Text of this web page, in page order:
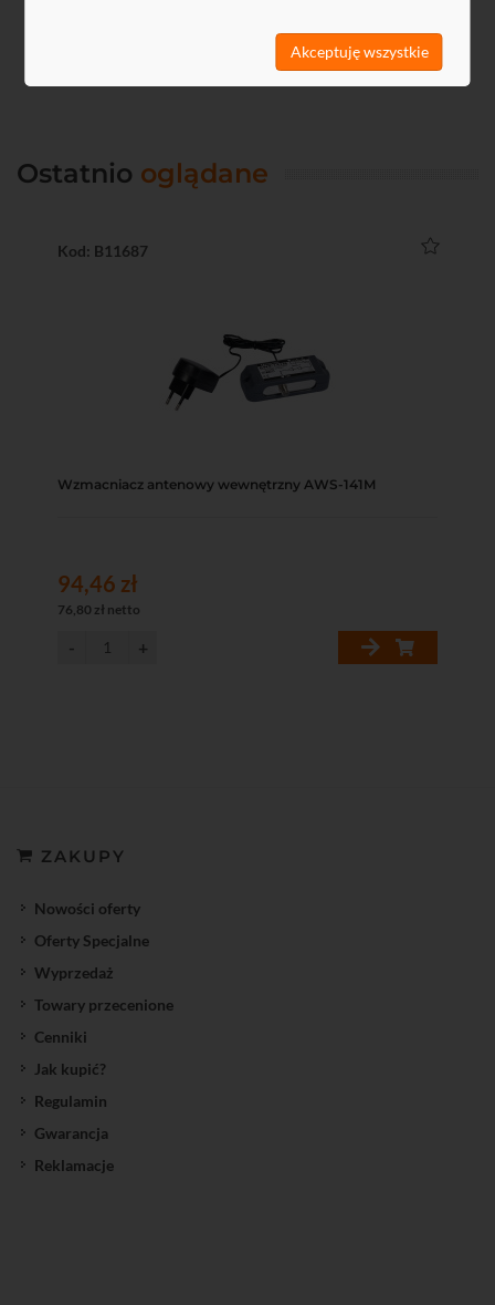
Akceptuję wszystkie
Ostatnio oglądane
Kod: B11687
Wzmacniacz antenowy wewnętrzny AWS-141M
94,46 zł
76,80 zł netto
ZAKUPY
Nowości oferty
Oferty Specjalne
Wyprzedaż
Towary przecenione
Cenniki
Jak kupić?
Regulamin
Gwarancja
Reklamacje